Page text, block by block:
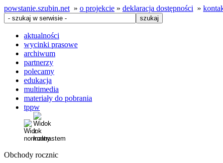
powstanie.szubin.net » o projekcie » deklaracja dostępności »
aktualności
wycinki prasowe
archiwum
partnerzy
polecamy
edukacja
multimedia
materiały do pobrania
tppw
Obchody rocznic